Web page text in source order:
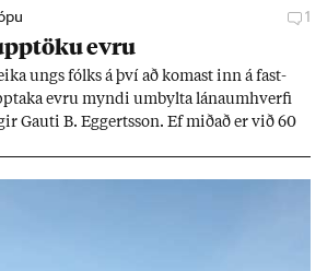
1
evru
ungs fólks á því að kom­ast inn á fast­
evru myndi um­bylta lánaum­hverfi
Gauti B. Eggerts­son. Ef mið­að er við 60